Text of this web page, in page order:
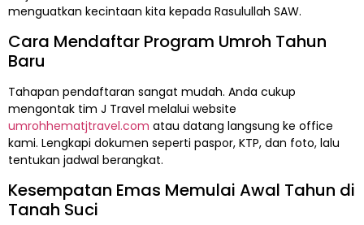
menguatkan kecintaan kita kepada Rasulullah SAW.
Cara Mendaftar Program Umroh Tahun
Baru
Tahapan pendaftaran sangat mudah. Anda cukup
mengontak tim J Travel melalui website
umrohhematjtravel.com atau datang langsung ke office
kami. Lengkapi dokumen seperti paspor, KTP, dan foto, lalu
tentukan jadwal berangkat.
Kesempatan Emas Memulai Awal Tahun di
Tanah Suci